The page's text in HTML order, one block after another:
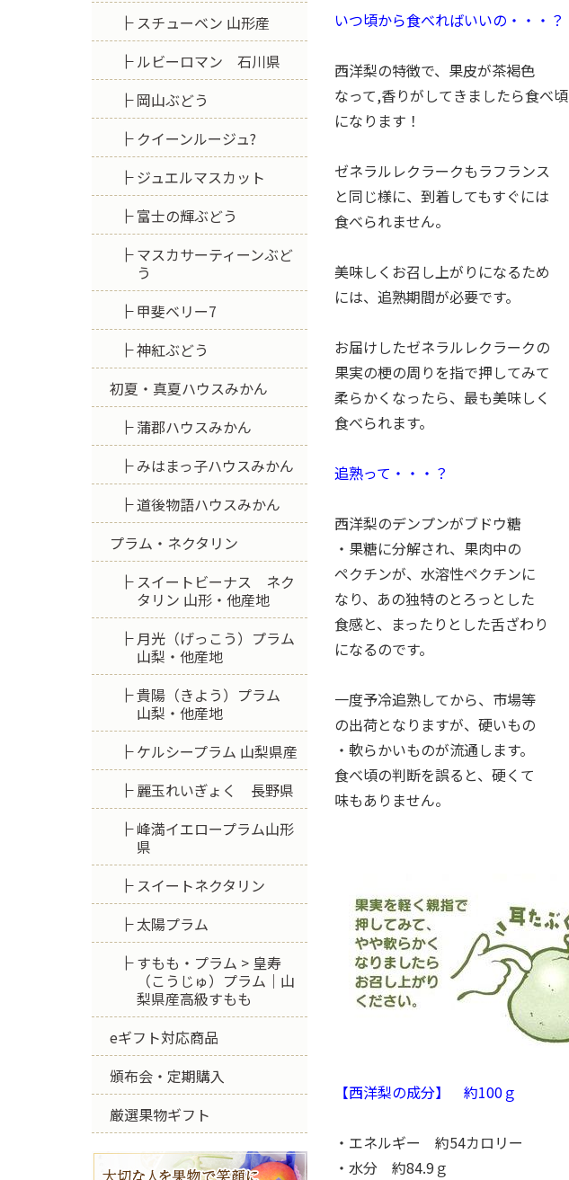
いつ頃から食べればいいの・・・？
西洋梨の特徴で、果皮が茶褐色
なって,香りがしてきましたら食べ頃
になります！
ゼネラルレクラークもラフランス
と同じ様に、到着してもすぐには
食べられません。
美味しくお召し上がりになるため
には、追熟期間が必要です。
お届けしたゼネラルレクラークの
果実の梗の周りを指で押してみて
柔らかくなったら、最も美味しく
食べられます。
追熟って・・・？
西洋梨のデンプンがブドウ糖
・果糖に分解され、果肉中の
ペクチンが、水溶性ペクチンに
なり、あの独特のとろっとした
食感と、まったりとした舌ざわり
になるのです。
一度予冷追熟してから、市場等
の出荷となりますが、硬いもの
・軟らかいものが流通します。
食べ頃の判断を誤ると、硬くて
味もありません。
【西洋梨の成分】 約100ｇ
・エネルギー 約54カロリー
・水分 約84.9ｇ
スチューベン 山形産
ルビーロマン 石川県
岡山ぶどう
クイーンルージュ?
ジュエルマスカット
富士の輝ぶどう
マスカサーティーンぶど
う
甲斐ベリー7
神紅ぶどう
初夏・真夏ハウスみかん
蒲郡ハウスみかん
みはまっ子ハウスみかん
道後物語ハウスみかん
プラム・ネクタリン
スイートビーナス ネク
タリン 山形・他産地
月光（げっこう）プラム
山梨・他産地
貴陽（きよう）プラム
山梨・他産地
ケルシープラム 山梨県産
麗玉れいぎょく 長野県
峰満イエロープラム山形
県
スイートネクタリン
太陽プラム
すもも・プラム > 皇寿
（こうじゅ）プラム｜山
梨県産高級すもも
eギフト対応商品
頒布会・定期購入
厳選果物ギフト